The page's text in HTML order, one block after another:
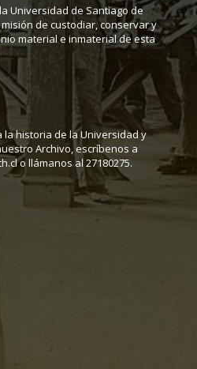
Universidad de Santiago de
de custodiar, conservar y
material e inmaterial de esta
la historia de la Universidad y
Archivo, escríbenos a
o llámanos al 27180275.